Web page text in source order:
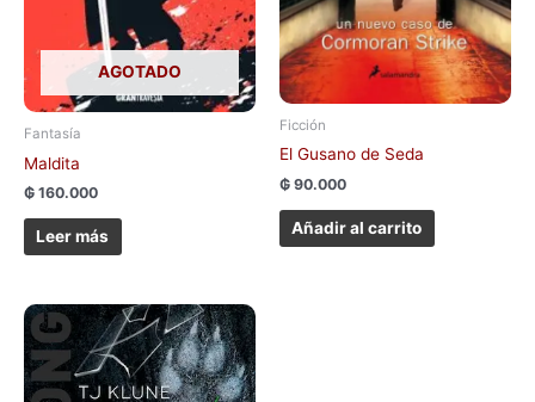
AGOTADO
Fantasía
Maldita
₲ 160.000
Leer más
Ficción
El Gusano de Seda
₲ 90.000
Añadir al carrito